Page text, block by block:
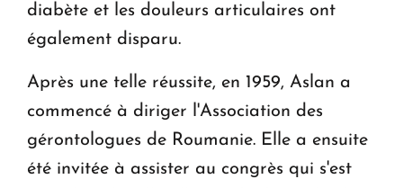
diabète et les douleurs articulaires ont
également disparu.
Après une telle réussite, en 1959, Aslan a
commencé à diriger l'Association des
gérontologues de Roumanie. Elle a ensuite
été invitée à assister au congrès qui s'est